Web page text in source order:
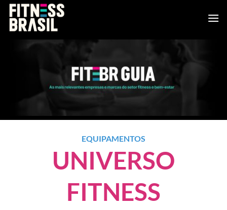
Skip
content
EQUIPAMENTOS
UNIVERSO
FITNESS